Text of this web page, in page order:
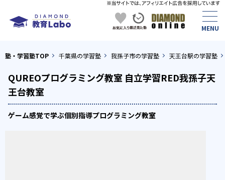
塾・学習塾TOP 千葉県の学習塾 我孫子市の学習塾 天王台駅の学習塾
QUREOプログラミング教室 自立学習RED我孫子天
王台教室
ゲーム感覚で学ぶ個別指導プログラミング教室